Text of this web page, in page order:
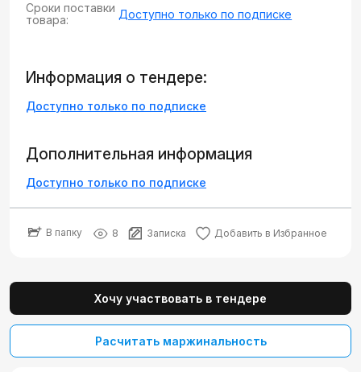
Сроки поставки
товара:
Доступно только по подписке
Информация о тендере:
Доступно только по подписке
Дополнительная информация
Доступно только по подписке
В папку 8 Записка Добавить в Избранное
Хочу участвовать в тендере
Расчитать маржинальность